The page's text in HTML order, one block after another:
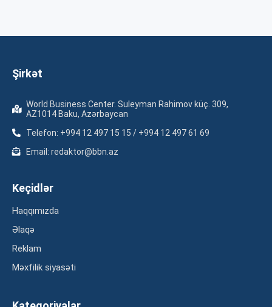
Şirkət
World Business Center. Suleyman Rahimov küç. 309,
AZ1014 Baku, Azərbaycan
Telefon: +994 12 497 15 15 / +994 12 497 61 69
Email: redaktor@bbn.az
Keçidlər
Haqqımızda
Əlaqə
Reklam
Məxfilik siyasəti